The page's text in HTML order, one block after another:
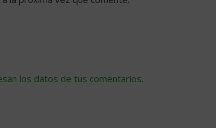
los datos de tus comentarios.